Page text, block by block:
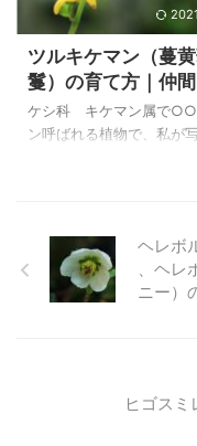
家のようにはうまくいき
んでした。 叔父の家は夏
細い井戸水が流れていた
すから、涼しくハナネコ
が好むような場所でした
水盤にはった夏に温まる
仙人ヶ岳 ...
ツルキケマン（蔓
鬘）の育て方｜仲間
ミヤマキケマン、
サキケマン、シロ
ケシ科 キケマン属で○○
ン呼ばれる植物で、私が
そのツルキケマンも、１
だったこともあり、採種
きずに１度だけ花を見た
とは嬉しいことでした。
ヘレボ
、ヘ
ニー）
ヒゴス